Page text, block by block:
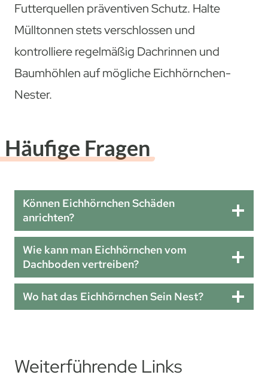
Futterquellen präventiven Schutz. Halte
Mülltonnen stets verschlossen und
kontrolliere regelmäßig Dachrinnen und
Baumhöhlen auf mögliche Eichhörnchen-
Nester.
Häufige Fragen
Können Eichhörnchen Schäden
anrichten?
Wie kann man Eichhörnchen vom
Dachboden vertreiben?
Wo hat das Eichhörnchen Sein Nest?
Weiterführende Links